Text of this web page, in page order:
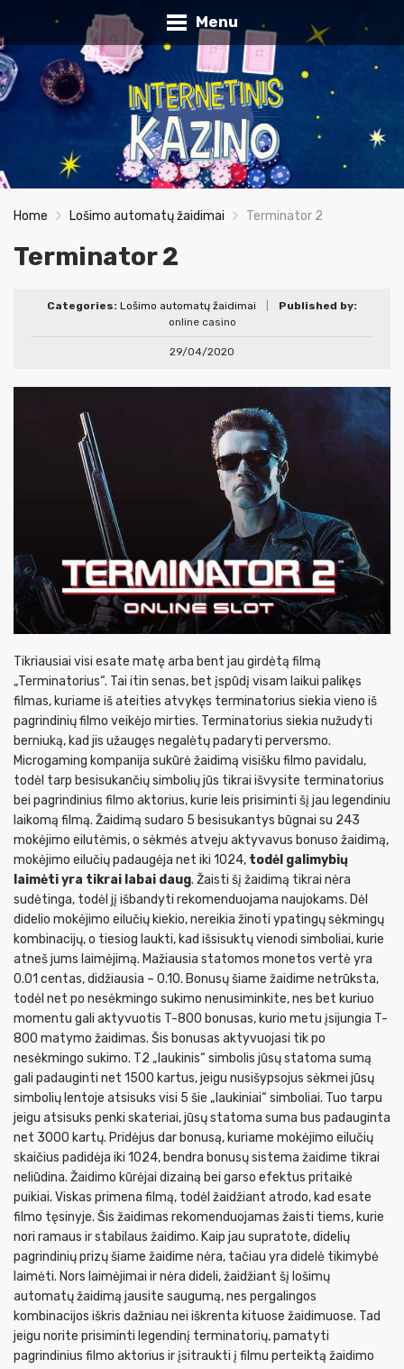
Menu
Home Lošimo automatų žaidimai Terminator 2
Terminator 2
Categories: Lošimo automatų žaidimai
Published by:
online casino
29/04/2020
Tikriausiai visi esate matę arba bent jau girdėtą filmą
„Terminatorius“. Tai itin senas, bet įspūdį visam laikui palikęs
filmas, kuriame iš ateities atvykęs terminatorius siekia vieno iš
pagrindinių filmo veikėjo mirties. Terminatorius siekia nužudyti
berniuką, kad jis užaugęs negalėtų padaryti perversmo.
Microgaming kompanija sukūrė žaidimą visišku filmo pavidalu,
todėl tarp besisukančių simbolių jūs tikrai išvysite terminatorius
bei pagrindinius filmo aktorius, kurie leis prisiminti šį jau legendiniu
laikomą filmą. Žaidimą sudaro 5 besisukantys būgnai su 243
mokėjimo eilutėmis, o sėkmės atveju aktyvavus bonuso žaidimą,
mokėjimo eilučių padaugėja net iki 1024, todėl galimybių
laimėti yra tikrai labai daug. Žaisti šį žaidimą tikrai nėra
sudėtinga, todėl jį išbandyti rekomenduojama naujokams. Dėl
didelio mokėjimo eilučių kiekio, nereikia žinoti ypatingų sėkmingų
kombinacijų, o tiesiog laukti, kad išsisuktų vienodi simboliai, kurie
atneš jums laimėjimą. Mažiausia statomos monetos vertė yra
0.01 centas, didžiausia – 0.10. Bonusų šiame žaidime netrūksta,
todėl net po nesėkmingo sukimo nenusiminkite, nes bet kuriuo
momentu gali aktyvuotis T-800 bonusas, kurio metu įsijungia T-
800 matymo žaidimas. Šis bonusas aktyvuojasi tik po
nesėkmingo sukimo. T2 „laukinis“ simbolis jūsų statoma sumą
gali padauginti net 1500 kartus, jeigu nusišypsojus sėkmei jūsų
simbolių lentoje atsisuks visi 5 šie „laukiniai“ simboliai. Tuo tarpu
jeigu atsisuks penki skateriai, jūsų statoma suma bus padauginta
net 3000 kartų. Pridėjus dar bonusą, kuriame mokėjimo eilučių
skaičius padidėja iki 1024, bendra bonusų sistema žaidime tikrai
neliūdina. Žaidimo kūrėjai dizainą bei garso efektus pritaikė
puikiai. Viskas primena filmą, todėl žaidžiant atrodo, kad esate
filmo tęsinyje. Šis žaidimas rekomenduojamas žaisti tiems, kurie
nori ramaus ir stabilaus žaidimo. Kaip jau supratote, didelių
pagrindinių prizų šiame žaidime nėra, tačiau yra didelė tikimybė
laimėti. Nors laimėjimai ir nėra dideli, žaidžiant šį lošimų
automatų žaidimą jausite saugumą, nes pergalingos
kombinacijos iškris dažniau nei iškrenta kituose žaidimuose. Tad
jeigu norite prisiminti legendinį terminatorių, pamatyti
pagrindinius filmo aktorius ir įsitraukti į filmu perteiktą žaidimo